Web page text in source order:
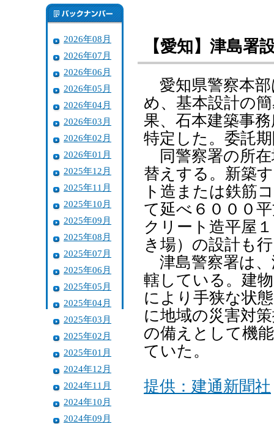
2026年08月
2026年07月
2026年06月
2026年05月
2026年04月
2026年03月
2026年02月
2026年01月
2025年12月
2025年11月
2025年10月
2025年09月
2025年08月
2025年07月
2025年06月
2025年05月
2025年04月
2025年03月
2025年02月
2025年01月
2024年12月
2024年11月
2024年10月
2024年09月
【愛知】津島
愛知県警察本部
め、基本設計の
果、石本建築事
特定した。委託
同警察署の所在
替えする。新築
ト造または鉄筋
て延べ６０００
クリート造平屋
き場）の設計も
津島警察署は、
轄している。建
により手狭な状
に地域の災害対
の備えとして機
ていた。
提供：建通新聞社